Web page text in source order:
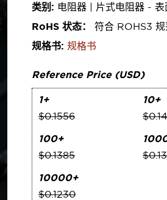
类别: 电阻器 | 片式电阻器 - 表
RoHS 状态：
符合 ROHS3 规
规格书: 规格书
Reference Price (USD)
1+
$0.1556
10+
100+
$0.1385
10000+
$0.1230